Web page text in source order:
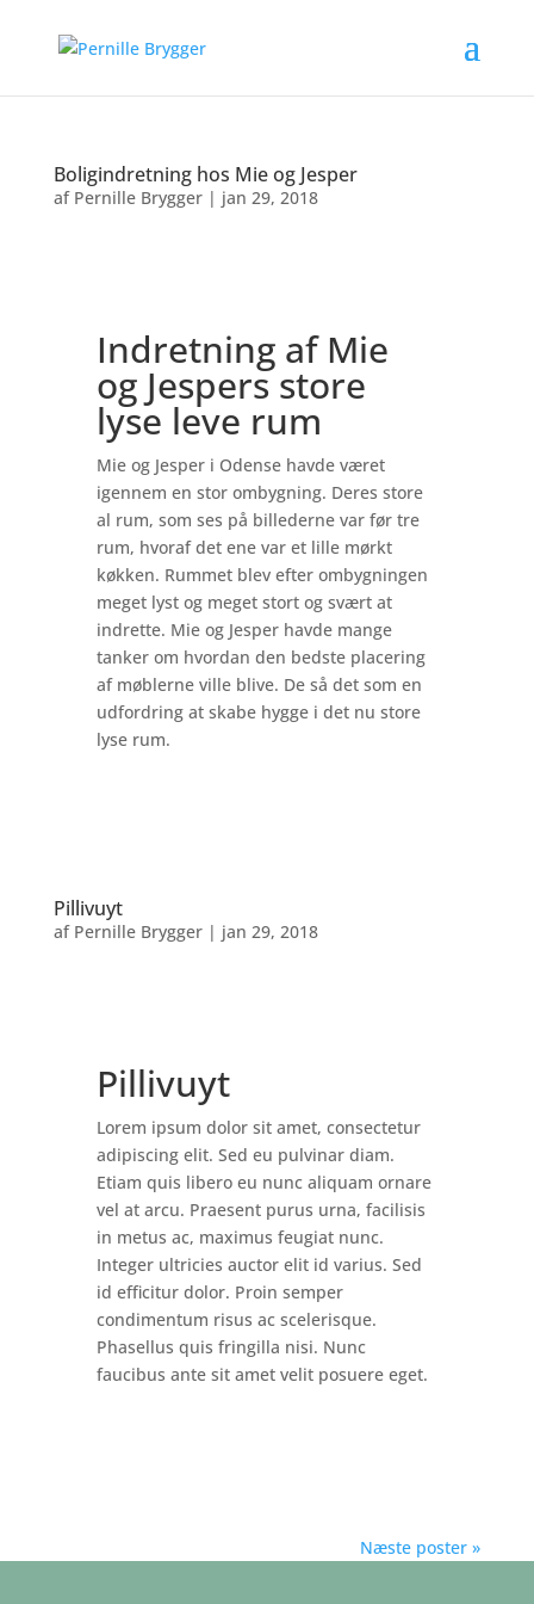
Boligindretning hos Mie og Jesper
af Pernille Brygger| jan 29, 2018
Indretning af Mie
og Jespers store
lyse leve rum
Mie og Jesper i Odense havde været
igennem en stor ombygning. Deres store
al rum, som ses på billederne var før tre
rum, hvoraf det ene var et lille mørkt
køkken. Rummet blev efter ombygningen
meget lyst og meget stort og svært at
indrette. Mie og Jesper havde mange
tanker om hvordan den bedste placering
af møblerne ville blive. De så det som en
udfordring at skabe hygge i det nu store
lyse rum.
Pillivuyt
af Pernille Brygger| jan 29, 2018
Pillivuyt
Lorem ipsum dolor sit amet, consectetur
adipiscing elit. Sed eu pulvinar diam.
Etiam quis libero eu nunc aliquam ornare
vel at arcu. Praesent purus urna, facilisis
in metus ac, maximus feugiat nunc.
Integer ultricies auctor elit id varius. Sed
id efficitur dolor. Proin semper
condimentum risus ac scelerisque.
Phasellus quis fringilla nisi. Nunc
faucibus ante sit amet velit posuere eget.
Næste poster »